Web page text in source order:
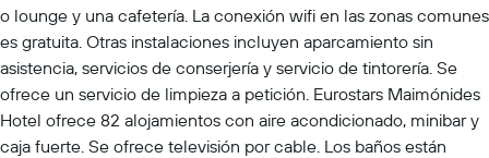
o lounge y una cafetería. La conexión wifi en las zonas comunes
es gratuita. Otras instalaciones incluyen aparcamiento sin
asistencia, servicios de conserjería y servicio de tintorería. Se
ofrece un servicio de limpieza a petición. Eurostars Maimónides
Hotel ofrece 82 alojamientos con aire acondicionado, minibar y
caja fuerte. Se ofrece televisión por cable. Los baños están